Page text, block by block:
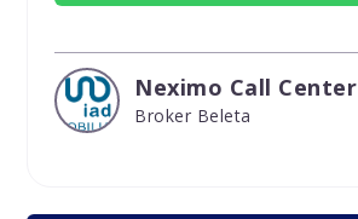
Neximo Call Center
Broker Beleta